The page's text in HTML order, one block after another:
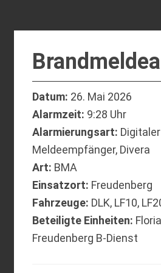
Datum: 26. Mai 2026
Alarmzeit: 9:28 Uhr
Alarmierungsart: Digitaler
Meldeempfänger, Divera
Art: BMA
Einsatzort: Freudenberg
Fahrzeuge: DLK, LF10,
Beteiligte Einheiten:
Freudenberg B-Dienst